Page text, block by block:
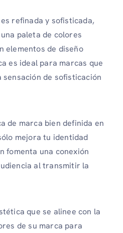
refinada y sofisticada,
paleta de colores
elementos de diseño
es ideal para marcas que
de sofisticación
de marca bien definida en
mejora tu identidad
fomenta una conexión
al transmitir la
que se alinee con la
de su marca para